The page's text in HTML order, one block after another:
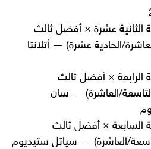
الحادية عشرة) — أتلانتا
العاشرة) — سان
العاشرة) — سياتل ستيديوم